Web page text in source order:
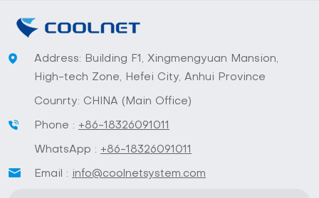
Address: Building F1, Xingmengyuan Mansion,
High-tech Zone, Hefei City, Anhui Province
Counrty: CHINA (Main Office)
Phone : +86-18326091011
WhatsApp : +86-18326091011
Email : info@coolnetsystem.com